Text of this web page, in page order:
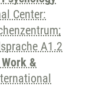
Center:
A1.2
&